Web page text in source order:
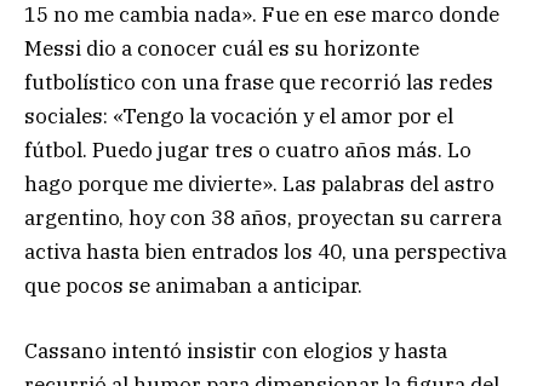
15 no me cambia nada». Fue en ese marco donde
Messi dio a conocer cuál es su horizonte
futbolístico con una frase que recorrió las redes
sociales: «Tengo la vocación y el amor por el
fútbol. Puedo jugar tres o cuatro años más. Lo
hago porque me divierte». Las palabras del astro
argentino, hoy con 38 años, proyectan su carrera
activa hasta bien entrados los 40, una perspectiva
que pocos se animaban a anticipar.
Cassano intentó insistir con elogios y hasta